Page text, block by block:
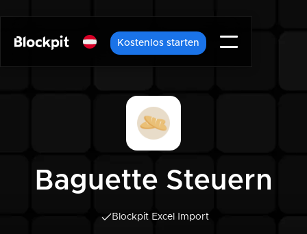
Kostenlos starten
Baguette Steuern
Blockpit Excel Import